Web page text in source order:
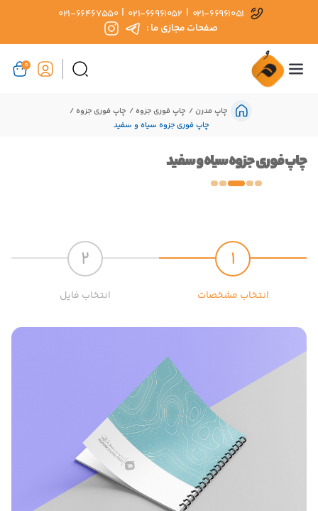
021-66961051
|
021-66961052
|
021-66467550
صفحات مجازی ما :
0
چاپ مدرن چاپ فوری جزوه
چاپ فوری جزوه
چاپ فوری جزوه سیاه و سفید
چاپ فوری جزوه سیاه و سفید
1
انتخاب مشخصات
2
انتخاب فایل